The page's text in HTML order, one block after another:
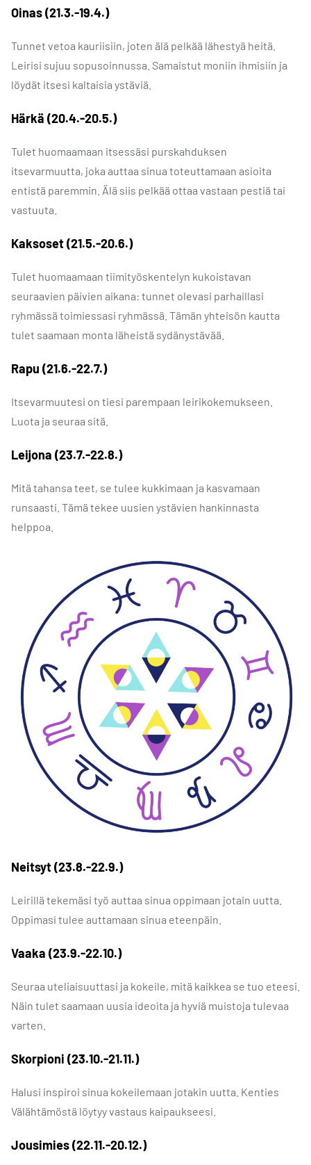
Oinas (21.3.-19.4.)
Tunnet vetoa kauriisiin, joten älä pelkää lähestyä heitä.
Leirisi sujuu sopusoinnussa. Samaistut moniin ihmisiin ja
löydät itsesi kaltaisia ystäviä.
Härkä (20.4.-20.5.)
Tulet huomaamaan itsessäsi purskahduksen
itsevarmuutta, joka auttaa sinua toteuttamaan asioita
entistä paremmin. Älä siis pelkää ottaa vastaan pestiä tai
vastuuta.
Kaksoset (21.5.-20.6.)
Tulet huomaamaan tiimityöskentelyn kukoistavan
seuraavien päivien aikana: tunnet olevasi parhaillasi
ryhmässä toimiessasi ryhmässä. Tämän yhteisön kautta
tulet saamaan monta läheistä sydänystävää.
Rapu (21.6.-22.7.)
Itsevarmuutesi on tiesi parempaan leirikokemukseen.
Luota ja seuraa sitä.
Leijona (23.7.-22.8.)
Mitä tahansa teet, se tulee kukkimaan ja kasvamaan
runsaasti. Tämä tekee uusien ystävien hankinnasta
helppoa.
Neitsyt (23.8.-22.9.)
Leirillä tekemäsi työ auttaa sinua oppimaan jotain uutta.
Oppimasi tulee auttamaan sinua eteenpäin.
Vaaka (23.9.-22.10.)
Seuraa uteliaisuuttasi ja kokeile, mitä kaikkea se tuo eteesi.
Näin tulet saamaan uusia ideoita ja hyviä muistoja tulevaa
varten.
Skorpioni (23.10.-21.11.)
Halusi inspiroi sinua kokeilemaan jotakin uutta. Kenties
Välähtämöstä löytyy vastaus kaipaukseesi.
Jousimies (22.11.-20.12.)